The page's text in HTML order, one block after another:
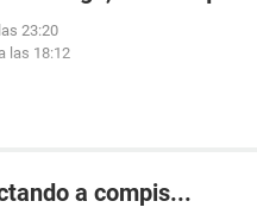
23:20
las 18:12
a compis...